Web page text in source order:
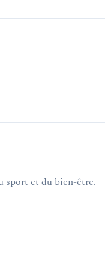
sport et du bien-être.